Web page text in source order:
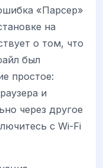
«Парсер»
на
о том, что
был
простое:
и
через другое
с Wi-Fi